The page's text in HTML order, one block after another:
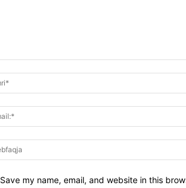
Save my name, email, and website in this